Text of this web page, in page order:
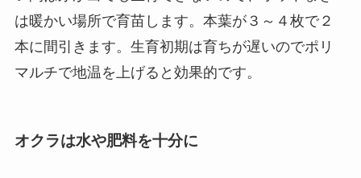
は暖かい場所で育苗します。本葉が３～４枚で２
本に間引きます。生育初期は育ちが遅いのでポリ
マルチで地温を上げると効果的です。
オクラは水や肥料を十分に